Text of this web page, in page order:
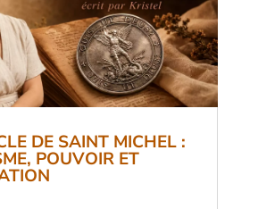
DE SAINT MICHEL :
POUVOIR ET